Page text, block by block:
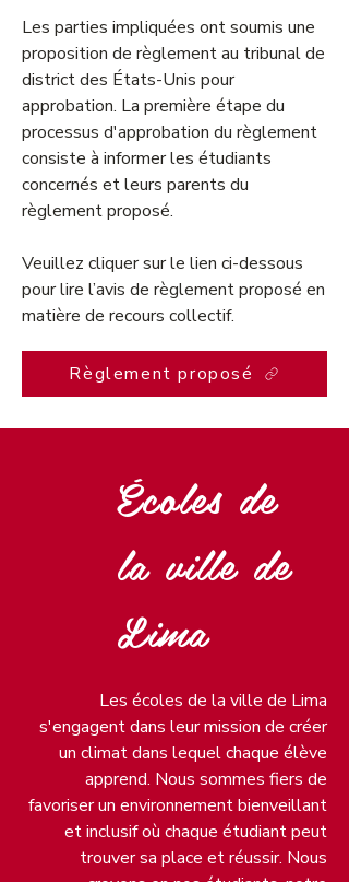
Les parties impliquées ont soumis une
proposition de règlement au tribunal de
district des États-Unis pour
approbation. La première étape du
processus d'approbation du règlement
consiste à informer les étudiants
concernés et leurs parents du
règlement proposé.
Veuillez cliquer sur le lien ci-dessous
pour lire l’avis de règlement proposé en
matière de recours collectif.
Règlement proposé
Écoles de
la ville de
Lima
Les écoles de la ville de Lima
s'engagent dans leur mission de créer
un climat dans lequel chaque élève
apprend. Nous sommes fiers de
favoriser un environnement bienveillant
et inclusif où chaque étudiant peut
trouver sa place et réussir. Nous